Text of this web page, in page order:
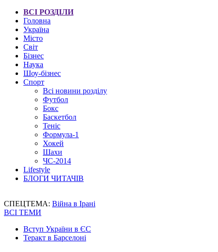
ВСІ РОЗДІЛИ
Головна
Україна
Місто
Світ
Бізнес
Наука
Шоу-бізнес
Спорт
Всі новини розділу
Футбол
Бокс
Баскетбол
Теніс
Формула-1
Хокей
Шахи
ЧС-2014
Lifestyle
БЛОГИ ЧИТАЧІВ
СПЕЦТЕМА: Війна в Ірані
ВСІ ТЕМИ
Вступ України в ЄС
Теракт в Барселоні